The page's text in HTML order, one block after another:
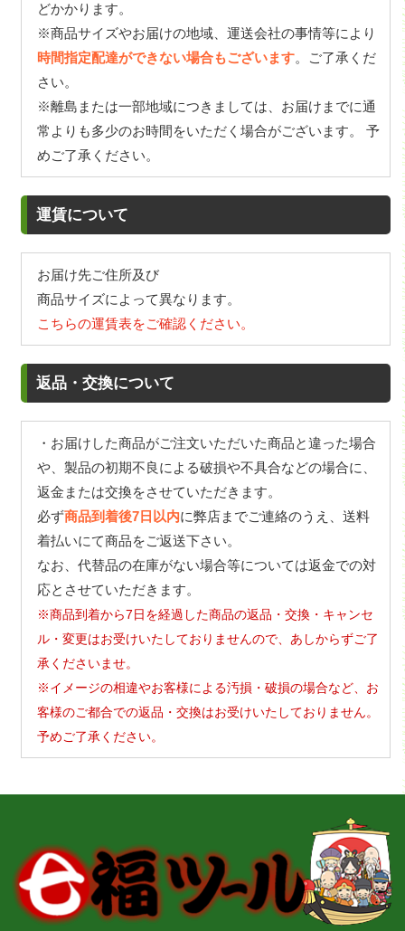
どかかります。
※商品サイズやお届けの地域、運送会社の事情等により
時間指定配達ができない場合もございます。ご了承くだ
さい。
※離島または一部地域につきましては、お届けまでに通
常よりも多少のお時間をいただく場合がございます。 予
めご了承ください。
運賃について
お届け先ご住所及び
商品サイズによって異なります。
こちらの運賃表をご確認ください。
返品・交換について
・お届けした商品がご注文いただいた商品と違った場合
や、製品の初期不良による破損や不具合などの場合に、
返金または交換をさせていただきます。
必ず商品到着後7日以内に弊店までご連絡のうえ、送料
着払いにて商品をご返送下さい。
なお、代替品の在庫がない場合等については返金での対
応とさせていただきます。
※商品到着から7日を経過した商品の返品・交換・キャンセ
ル・変更はお受けいたしておりませんので、あしからずご了
承くださいませ。
※イメージの相違やお客様による汚損・破損の場合など、お
客様のご都合での返品・交換はお受けいたしておりません。
予めご了承ください。